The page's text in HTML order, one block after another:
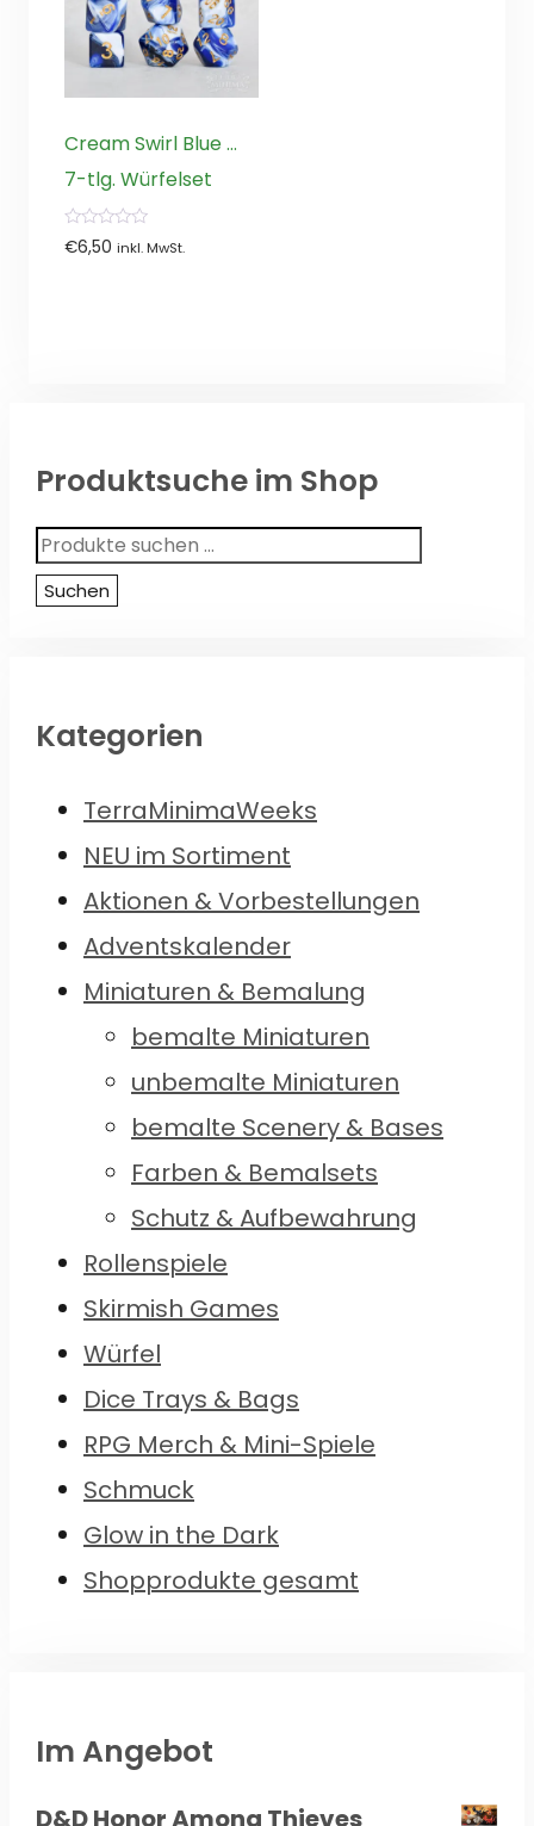
Cream Swirl Blue …
7-tlg. Würfelset
0
von
€6,50 inkl. MwSt.
Produktsuche im Shop
Suchen
nach:
Suchen
Kategorien
TerraMinimaWeeks
NEU im Sortiment
Aktionen & Vorbestellungen
Adventskalender
Miniaturen & Bemalung
bemalte Miniaturen
unbemalte Miniaturen
bemalte Scenery & Bases
Farben & Bemalsets
Schutz & Aufbewahrung
Rollenspiele
Skirmish Games
Würfel
Dice Trays & Bags
RPG Merch & Mini-Spiele
Schmuck
Glow in the Dark
Shopprodukte gesamt
Im Angebot
D&D Honor Among Thieves